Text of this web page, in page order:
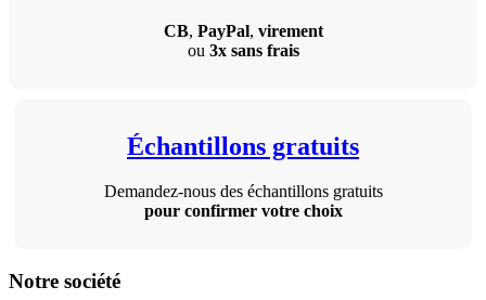
CB, PayPal, virement
ou 3x sans frais
Échantillons gratuits
Demandez-nous des échantillons gratuits
pour confirmer votre choix
Notre société